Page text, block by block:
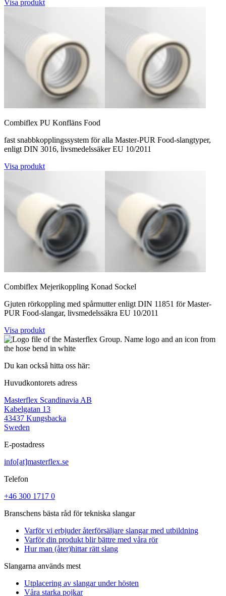
Visa produkt
Combiflex PU Konfläns Food
fast snabbkopplingssystem för alla Master-PUR Food-slangtyper,
enligt DIN 3016, livsmedelssäker EU 10/2011
Visa produkt
Combiflex Mejerikoppling Konad Sockel
Gjuten rörkoppling med spårmutter enligt DIN 11851 för Master-
PUR Food-slangar, livsmedelssäkra EU 10/2011
Visa produkt
Du kan också hitta oss här:
Huvudkontorets adress
Masterflex Scandinavia AB
Kabelgatan 13
43437 Kungsbacka
Sweden
E-postadress
info[at]masterflex.se
Telefon
+46 300 1717 0
Branschens bästa råd för tekniska slangar
Varför vi erbjuder återförsäljare slangar med utbildning
Varför din produkt blir bättre med våra rör
Hur man (åter)hittar rätt slang
Slangarna används mest
Utplacering av slangar under hösten
Våra starka pojkar